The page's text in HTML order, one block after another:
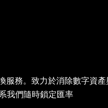
務。致力於消除數字資
我們隨時鎖定匯率